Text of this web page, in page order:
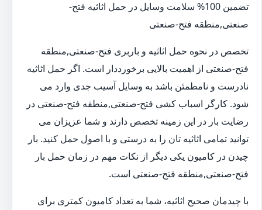
تضمین 100% سلامت وسایل در حمل اثاثیه فتح-
صنعتی,منطقه فتح-صنعتی
تخصص در نحوه حمل اثاثیه و باربری فتح-صنعتی,منطقه
فتح-صنعتی از اهمیت بالایی برخورددار است. اگر حمل اثاثیه
نادرست و نامطمئن باشد به وسایل آسیب جدی وارد می
شود. کارگر اسباب کشی فتح-صنعتی,منطقه فتح-صنعتی در
رضایت بار در این زمینه تخصص دارند و شما عزیزان می
توانید تمامی اثاثیه تان را به درستی و با اصول حمل کنید. بار
چیدن در کامیون یکی دیگر از نکات مهم در زمان حمل بار
فتح-صنعتی,منطقه فتح-صنعتی است.
با چیدمان صحیح اثاثیه، شما به تعداد کامیون کمتری برای